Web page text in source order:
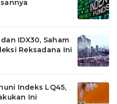
IDX30, Saham
Reksadana Ini
Indeks LQ45,
Ini